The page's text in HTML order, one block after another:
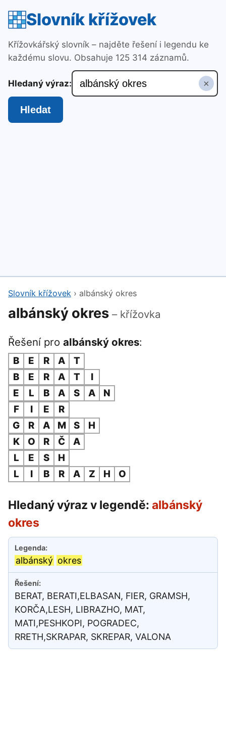
Slovník křížovek
Křížovkářský slovník – najděte řešení i legendu ke
každému slovu. Obsahuje 125 314 záznamů.
Hledaný výraz: ×
Hledat
Slovník křížovek › albánský okres
albánský okres – křížovka
Řešení pro albánský okres:
B E R A
T
B
E R A T
I
E
L B A S A
N
F
I E
R
G
R A M S
H
K
O R Č
A
L
E S
H
L
I B R A Z H O
Hledaný výraz v legendě: albánský
okres
albánský okres
BERAT, BERATI,ELBASAN, FIER, GRAMSH,
KORČA,LESH, LIBRAZHO, MAT,
MATI,PESHKOPI, POGRADEC,
RRETH,SKRAPAR, SKREPAR, VALONA